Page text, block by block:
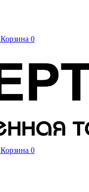
Корзина 0
Корзина 0